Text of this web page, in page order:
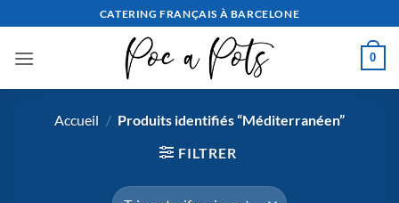
au
contenu
CATERING FRANÇAIS À BARCELONE
0
Accueil / Produits identifiés “Méditerranéen”
FILTRER